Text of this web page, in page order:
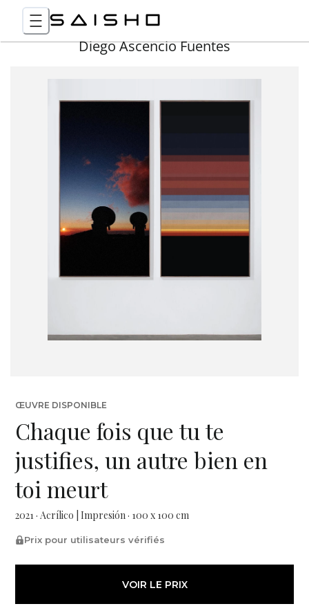
Diego Ascencio Fuentes
ŒUVRE DISPONIBLE
Chaque fois que tu te
justifies, un autre bien en
toi meurt
2021 · Acrílico | Impresión · 100 x 100 cm
Prix pour utilisateurs vérifiés
VOIR LE PRIX